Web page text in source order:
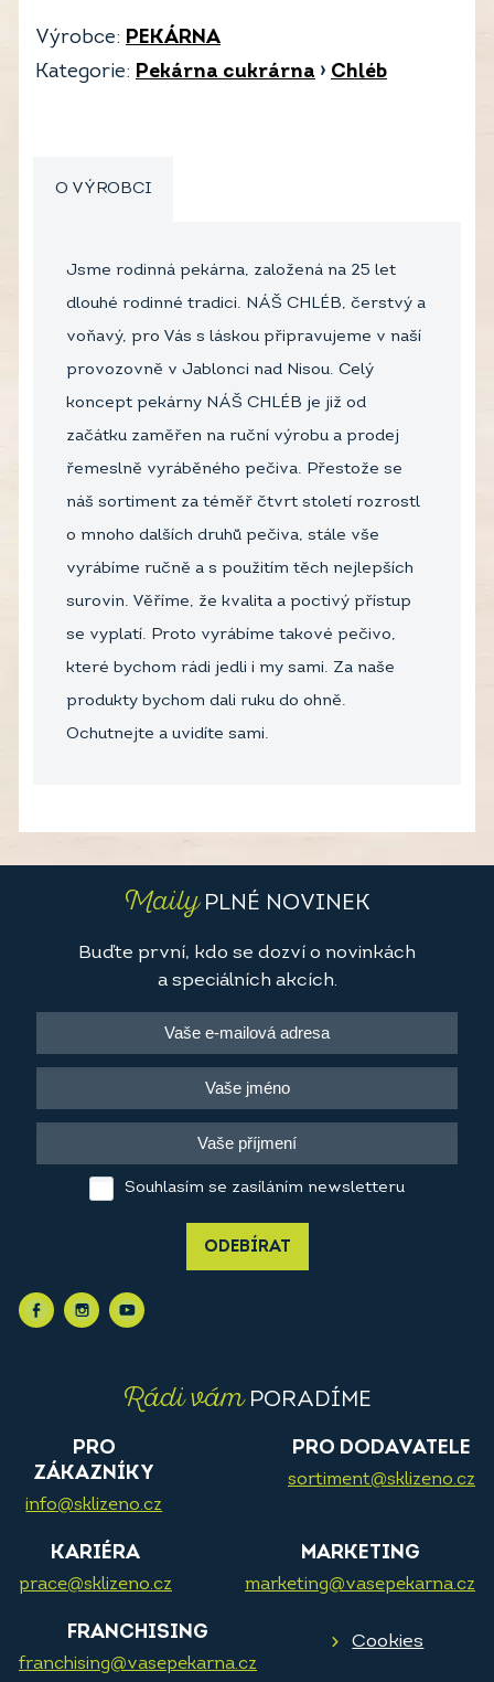
Výrobce: PEKÁRNA
Kategorie: Pekárna cukrárna › Chléb
O VÝROBCI
Jsme rodinná pekárna, založená na 25 let
dlouhé rodinné tradici. NÁŠ CHLÉB, čerstvý a
voňavý, pro Vás s láskou připravujeme v naší
provozovně v Jablonci nad Nisou. Celý
koncept pekárny NÁŠ CHLÉB je již od
začátku zaměřen na ruční výrobu a prodej
řemeslně vyráběného pečiva. Přestože se
náš sortiment za téměř čtvrt století rozrostl
o mnoho dalších druhů pečiva, stále vše
vyrábíme ručně a s použitím těch nejlepších
surovin. Věříme, že kvalita a poctivý přístup
se vyplatí. Proto vyrábíme takové pečivo,
které bychom rádi jedli i my sami. Za naše
produkty bychom dali ruku do ohně.
Ochutnejte a uvidíte sami.
MailyPLNÉ NOVINEK
Buďte první, kdo se dozví o novinkách
a speciálních akcích.
Souhlasím se zasíláním newsletteru
ODEBÍRAT
Rádi vámPORADÍME
PRO
ZÁKAZNÍKY
info@sklizeno.cz
PRO DODAVATELE
sortiment@sklizeno.cz
KARIÉRA
prace@sklizeno.cz
MARKETING
marketing@vasepekarna.cz
FRANCHISING
franchising@vasepekarna.cz
Cookies